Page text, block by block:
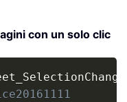
con un solo clic
Copy